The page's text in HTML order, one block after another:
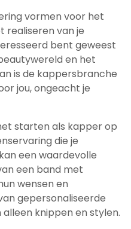
vormen voor het
realiseren van je
bent geweest
en het
is de kappersbranche
jou, ongeacht je
starten als kapper op
die je
een waardevolle
een band met
wensen en
gepersonaliseerde
knippen en stylen.